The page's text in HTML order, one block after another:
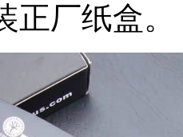
正厂纸盒。